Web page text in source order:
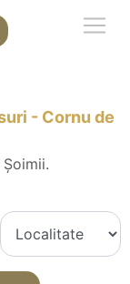
- Cornu de